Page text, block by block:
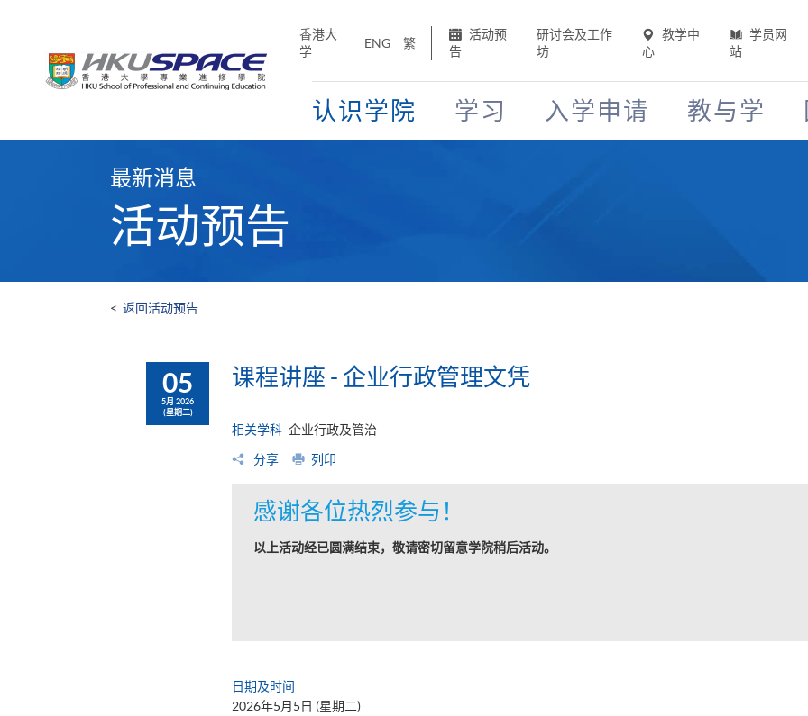
香港大
学
ENG 繁
活动预
告
研讨会及工作
坊
教学中
心
学员网
站
认识学院 学习 入学申请 教与学
最新消息
活动预告
< 返回活动预告
05
5月 2026
(星期二)
课程讲座 - 企业行政管理文凭
相关学科 企业行政及管治
分享 列印
感谢各位热烈参与！
以上活动经已圆满结束，敬请密切留意学院稍后活动。
日期及时间
2026年5月5日 (星期二)